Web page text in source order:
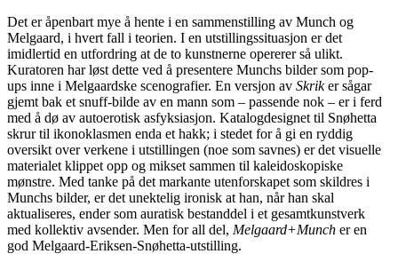
Det er åpenbart mye å hente i en sammenstilling av Munch og
Melgaard, i hvert fall i teorien. I en utstillingssituasjon er det
imidlertid en utfordring at de to kunstnerne opererer så ulikt.
Kuratoren har løst dette ved å presentere Munchs bilder som pop-
ups inne i Melgaardske scenografier. En versjon av Skriker sågar
gjemt bak et snuff-bilde av en mann som – passende nok – er i ferd
med å dø av autoerotisk asfyksiasjon. Katalogdesignet til Snøhetta
skrur til ikonoklasmen enda et hakk; i stedet for å gi en ryddig
oversikt over verkene i utstillingen (noe som savnes) er det visuelle
materialet klippet opp og mikset sammen til kaleidoskopiske
mønstre. Med tanke på det markante utenforskapet som skildres i
Munchs bilder, er det unektelig ironisk at han, når han skal
aktualiseres, ender som auratisk bestanddel i et gesamtkunstverk
med kollektiv avsender. Men for all del, Melgaard+Munch er en
god Melgaard-Eriksen-Snøhetta-utstilling.